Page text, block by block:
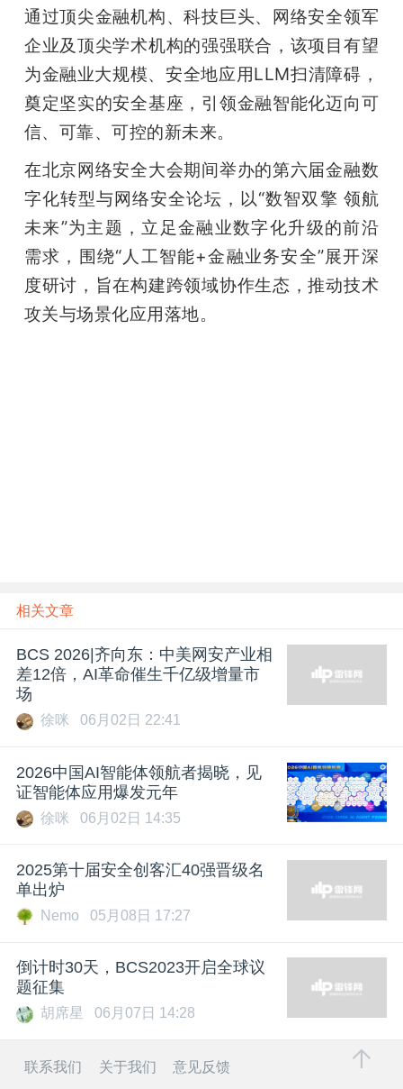
通过顶尖金融机构、科技巨头、网络安全领军
企业及顶尖学术机构的强强联合，该项目有望
为金融业大规模、安全地应用LLM扫清障碍，
奠定坚实的安全基座，引领金融智能化迈向可
信、可靠、可控的新未来。
在北京网络安全大会期间举办的第六届金融数
字化转型与网络安全论坛，以“数智双擎 领航
未来”为主题，立足金融业数字化升级的前沿
需求，围绕“人工智能+金融业务安全”展开深
度研讨，旨在构建跨领域协作生态，推动技术
攻关与场景化应用落地。
相关文章
BCS 2026|齐向东：中美网安产业相
差12倍，AI革命催生千亿级增量市
场
徐咪 06月02日 22:41
2026中国AI智能体领航者揭晓，见
证智能体应用爆发元年
徐咪 06月02日 14:35
2025第十届安全创客汇40强晋级名
单出炉
Nemo 05月08日 17:27
倒计时30天，BCS2023开启全球议
题征集
胡席星 06月07日 14:28
联系我们 关于我们 意见反馈